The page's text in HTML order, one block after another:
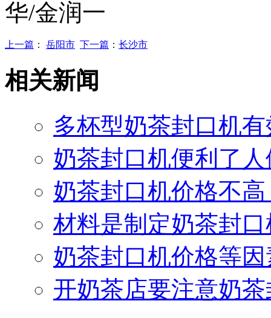
华/金润一
上一篇 ： 岳阳市 下一篇 ： 长沙市
相关新闻
多杯型奶茶封口机
奶茶封口机便利了
奶茶封口机价格不
材料是制定奶茶封
奶茶封口机价格等因
开奶茶店要注意奶